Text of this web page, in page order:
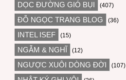
DỌC ĐƯỜNG GIÓ BỤI (407)
ĐỖ NGỌC TRANG BLOG (36)
INTEL ISEF (15)
NGẪM & NGHĨ (12)
NGƯỢC XUÔI DÒNG ĐỜI (107)